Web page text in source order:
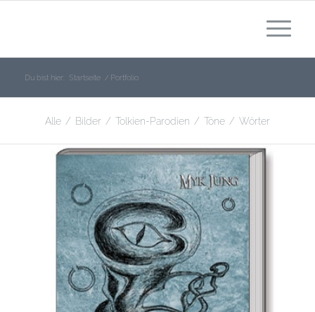
Du bist hier: Startseite / Portfolio
Alle / Bilder / Tolkien-Parodien / Töne / Wörter